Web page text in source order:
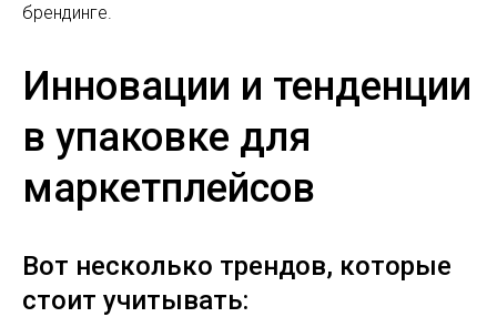
брендинге.
Инновации и тенденции
в упаковке для
маркетплейсов
Вот несколько трендов, которые
стоит учитывать: